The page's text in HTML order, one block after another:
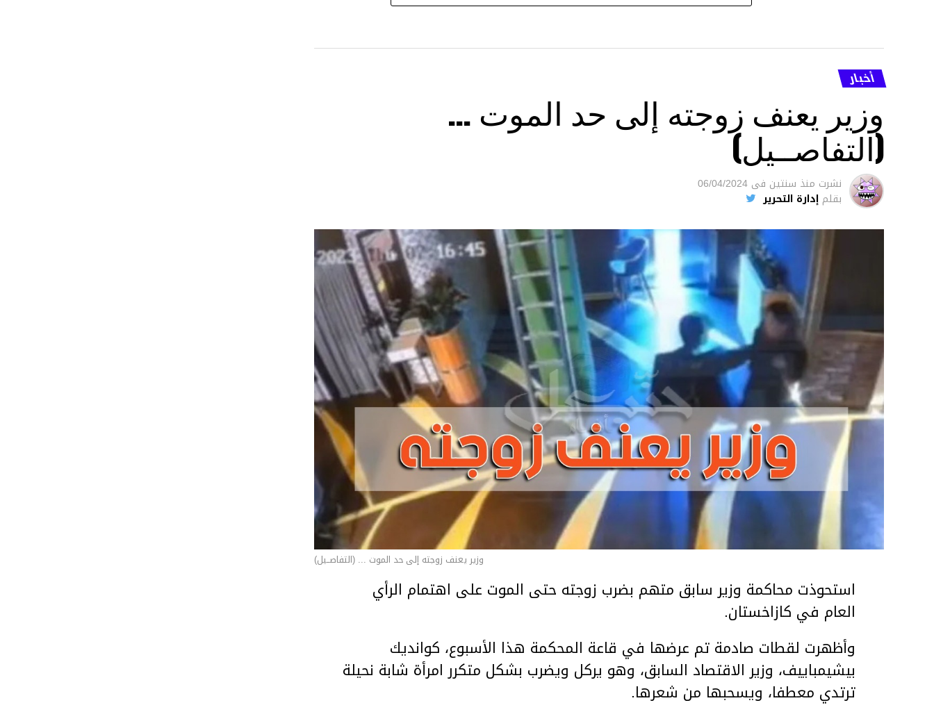
أخبار
وزير يعنف زوجته إلى حد الموت …
(التفاصــيل)
نشرت منذ سنتين فى 06/04/2024
بقلم إدارة التحرير
وزير يعنف زوجته إلى حد الموت ... (التفاصــيل)
استحوذت محاكمة وزير سابق متهم بضرب زوجته حتى الموت على اهتمام الرأي
العام في كازاخستان.
وأظهرت لقطات صادمة تم عرضها في قاعة المحكمة هذا الأسبوع، كوانديك
بيشيمباييف، وزير الاقتصاد السابق، وهو يركل ويضرب بشكل متكرر امرأة شابة نحيلة
ترتدي معطفا، ويسحبها من شعرها.